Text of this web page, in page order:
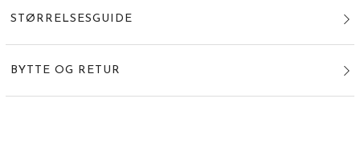
STØRRELSESGUIDE
BYTTE OG RETUR